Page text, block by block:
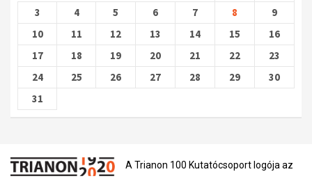
3
4 5 6 7 8
9
10
11 12 13 14 15
16
17
18 19 20 21 22
23
24
25 26 27 28 29
30
31
A Trianon 100 Kutatócsoport logója az